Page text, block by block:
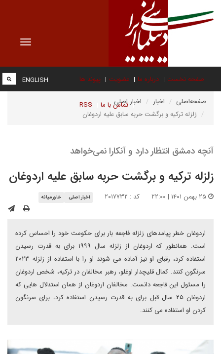
Toggle
صفحه نخست درباره ما عضویت پیوند ها
تماس با ما RSS
ENGLISH
صفحه‌اصلی اخبار
اخبار اصلی
زلزله ترکیه و برگشت حربه سابق علیه اردوغان
آنچه دمشق انتظار دارد و آنکارا نمی‌خواهد
زلزله ترکیه و برگشت حربه سابق علیه اردوغان
کد : ۲۰۱۷۷۳۲ اخبار اصلی خاورمیانه
اردوغان خطر پیامدهای زلزله فاجعه بار برای حکومت خود را احساس کرده
است. همانطور که اردوغان از زلزله سال ۱۹۹۹ برای به قدرت رسیدن
استفاده کرد، رقبای او نیز آماده می شوند او را با استفاده از زلزله ۲۰۲۳
سرنگون کنند. کمال قلیچدار اوغلو، رهبر مخالفان در ترکیه، شخص اردوغان
را مسئول این فاجعه دانست. مخالفان اردوغان از همان استدلال هایی که
اردوغان ۲۵ سال قبل برای به قدرت رسیدن استفاده کرد، برای سرنگون
کردن او استفاده می کنند.